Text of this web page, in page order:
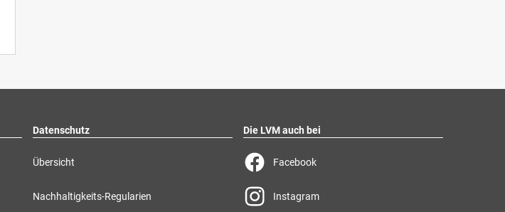
Datenschutz
Übersicht
Nachhaltigkeits-Regularien
Die LVM auch bei
Facebook
Instagram